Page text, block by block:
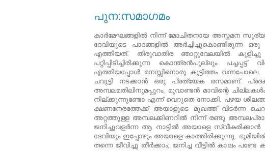
പുന:സമാഗമം
കാര്‍മേഘങ്ങളില്‍ നിന്ന് മോചിതനായ അസ്തമന
ദേവിയുടെ പാദങ്ങളില്‍
എത്തിയത്. തിരുവാതിര ഞാറ്റുവേലയില്‍
പറ്റിപ്പിടിച്ചിരിക്കുന്ന കൊന്ത്രന്‍പുല്ലും
എത്തിയപ്പോള്‍ മനസ്സിനൊരു കുട്ടിത്തം വന്നപോലെ.
ചവുട്ടി നടക്കാന്‍ ഒരു പ്രത്യേക രസമാണ്.
അമ്പലമതിലിനുമപ്പുറം, മൂവാണ്ടന്‍ മാവിന്റെ
നില്ക്കുന്നുണ്ടോ എന്ന് വെറുതെ നോക്കി. പഴയ
ക്ഷണനേരത്തേക്ക് അയാളുടെ മുഖത്ത് വിടര്‍ന്ന
അറ്റത്തുള്ള അമ്പലക്കിണറില്‍ നിന്ന് രണ്ടു
ജനിച്ചുവളര്‍ന്ന ആ നാട്ടില്‍ അയാളെ
ദേവിയും ഇപ്പോഴും അയാളെ കാത്തിരിക്കുന്നു. ഭൂമിയില്‍
തന്നെ ജീവിച്ചു തീര്‍ക്കാം; ജനിച്ച വീട്ടില്‍ കാലം